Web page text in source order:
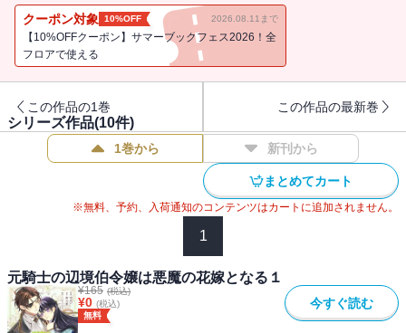
あくまでも三年限定の白い結婚生活を貫くつもりだった二人は次第
に心を通わせていく。
元騎士の辺境伯令嬢と、強面で勘違いされがちな王太子のすれ違い
クーポン対象 10%OFF 2026.08.11まで
【10%OFFクーポン】サマーブックフェス2026！全
フロアで使える
この作品の1巻 この作品の最新巻
シリーズ作品(10件)
1巻から 新刊から
まとめてカート
※無料、予約、入荷通知のコンテンツはカートに追加されません。
1
元騎士の辺境伯令嬢は悪魔の花嫁となる１
¥165 (税込)
¥0 (税込)
無料
今すぐ読む